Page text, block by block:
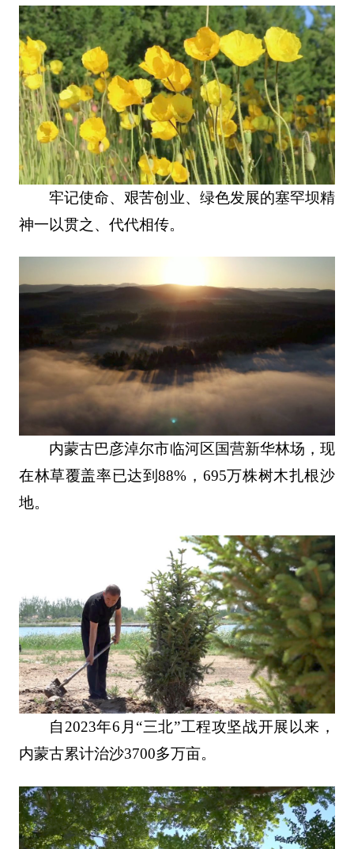
牢记使命、艰苦创业、绿色发展的塞罕坝精
神一以贯之、代代相传。
内蒙古巴彦淖尔市临河区国营新华林场，现
在林草覆盖率已达到88%，695万株树木扎根沙
地。
自2023年6月“三北”工程攻坚战开展以来，
内蒙古累计治沙3700多万亩。